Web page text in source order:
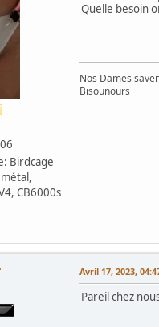
Birdcage
CB6000s
Quelle besoin
Nos Dames
Bisounours
Avril 17, 2023,
Pareil chez